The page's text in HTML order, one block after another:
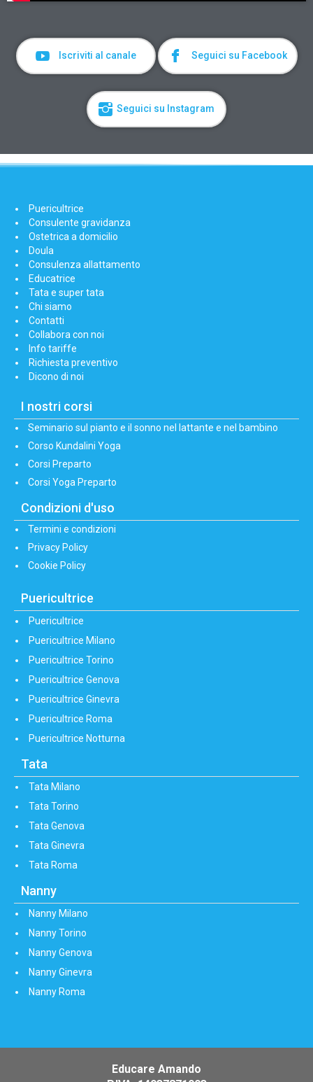
Iscriviti al canale Seguici su Facebook
Seguici su Instagram
Puericultrice
Consulente gravidanza
Ostetrica a domicilio
Doula
Consulenza allattamento
Educatrice
Tata e super tata
Chi siamo
Contatti
Collabora con noi
Info tariffe
Richiesta preventivo
Dicono di noi
I nostri corsi
Seminario sul pianto e il sonno nel lattante e nel bambino
Corso Kundalini Yoga
Corsi Preparto
Corsi Yoga Preparto
Condizioni d'uso
Termini e condizioni
Privacy Policy
Cookie Policy
Puericultrice
Puericultrice
Puericultrice Milano
Puericultrice Torino
Puericultrice Genova
Puericultrice Ginevra
Puericultrice Roma
Puericultrice Notturna
Tata
Tata Milano
Tata Torino
Tata Genova
Tata Ginevra
Tata Roma
Nanny
Nanny Milano
Nanny Torino
Nanny Genova
Nanny Ginevra
Nanny Roma
Educare Amando